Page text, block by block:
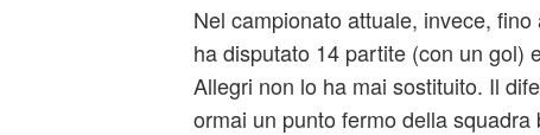
Nel campionato attuale, invece,
ha disputato 14 partite (con un gol)
Allegri non lo ha mai sostituito. Il
ormai un punto fermo della squadra